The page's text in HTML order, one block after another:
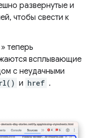
развернутые и
чтобы свести к
» теперь
всплывающие
с неудачными
и href .